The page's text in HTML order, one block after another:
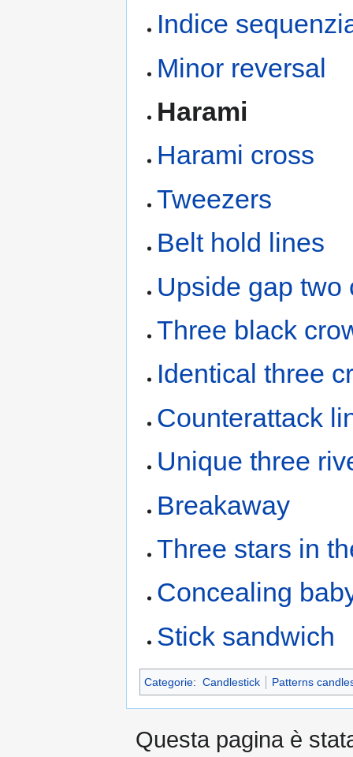
Indice
Minor reversal
Harami
Harami cross
Tweezers
Belt hold lines
Upside gap two
Three black
Identical three
Counterattack
Unique three
Breakaway
Three stars in
Concealing
Stick sandwich
Categorie: Candlestick Patterns
Questa pagina è